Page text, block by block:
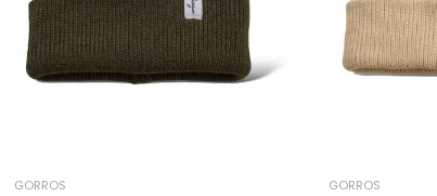
GORROS GORROS